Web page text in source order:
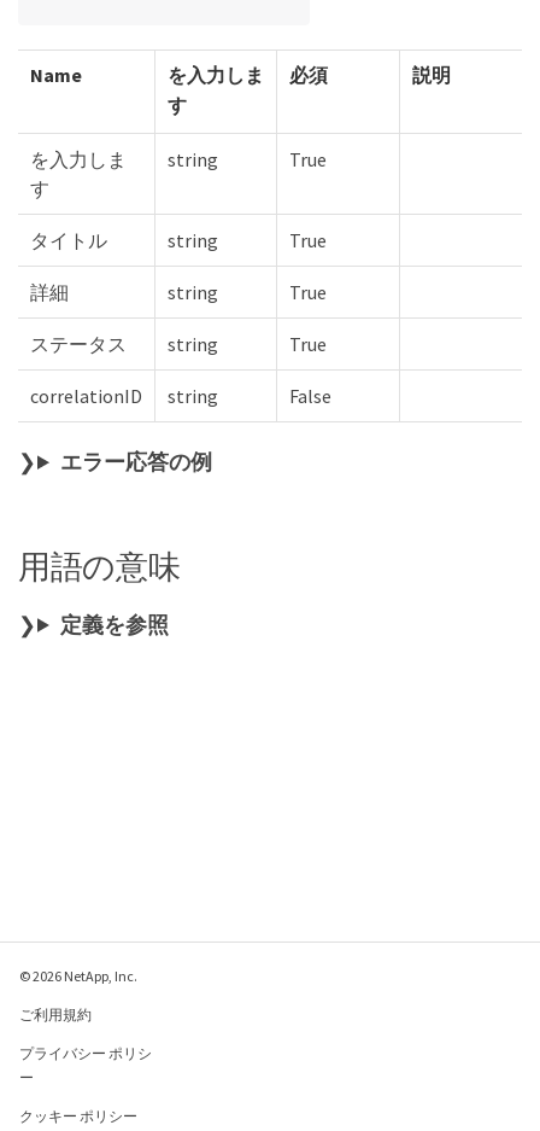
Name
を入力しま
す
必須 説明
を入力しま
す
string True
タイトル string True
詳細 string True
ステータス string True
correlationID string False
エラー応答の例
用語の意味
定義を参照
© 2026 NetApp, Inc.
ご利用規約
プライバシー ポリシ
ー
クッキー ポリシー